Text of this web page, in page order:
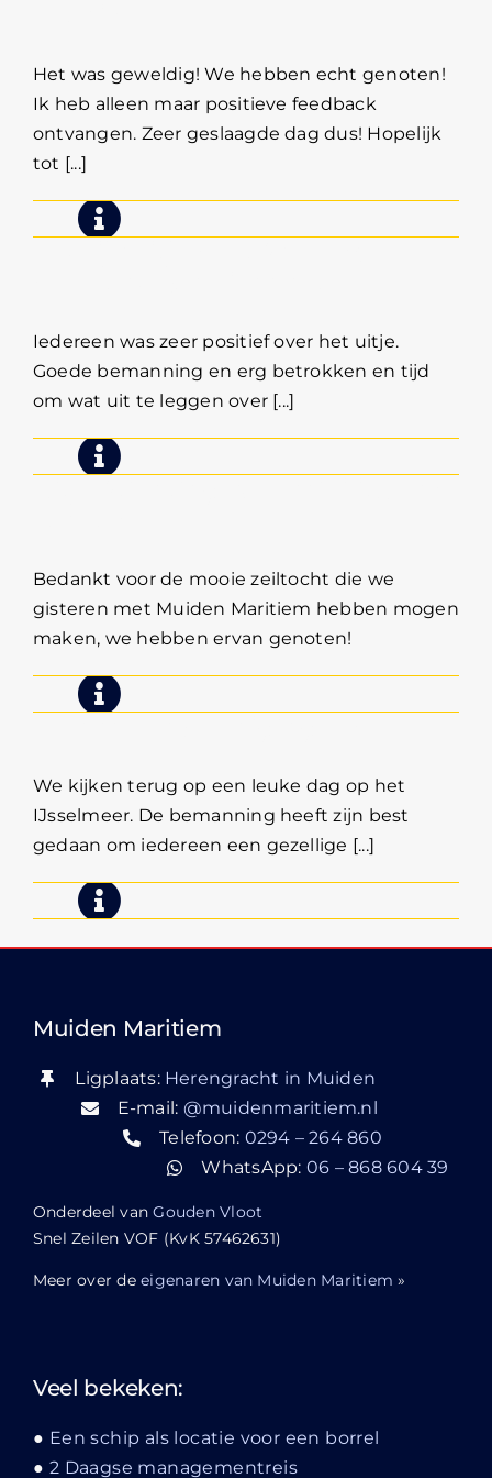
Het was geweldig! We hebben echt genoten!
Ik heb alleen maar positieve feedback
ontvangen. Zeer geslaagde dag dus! Hopelijk
tot [...]
Iedereen was zeer positief over het uitje.
Goede bemanning en erg betrokken en tijd
om wat uit te leggen over [...]
Bedankt voor de mooie zeiltocht die we
gisteren met Muiden Maritiem hebben mogen
maken, we hebben ervan genoten!
We kijken terug op een leuke dag op het
IJsselmeer. De bemanning heeft zijn best
gedaan om iedereen een gezellige [...]
Muiden Maritiem
Ligplaats: Herengracht in Muiden
E-mail: @muidenmaritiem.nl
Telefoon: 0294 – 264 860
WhatsApp: 06 – 868 604 39
Onderdeel vanGouden Vloot
Snel Zeilen VOF (KvK 57462631)
Meer over deeigenaren van Muiden Maritiem »
Veel bekeken:
Een schip als locatie voor een borrel
2 Daagse managementreis